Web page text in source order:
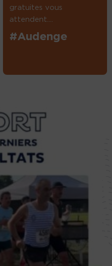
gratuites vous
attendent....
#Audenge